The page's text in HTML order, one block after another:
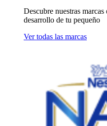
Descubre nuestras
desarrollo de tu pequeño
Ver todas las marcas